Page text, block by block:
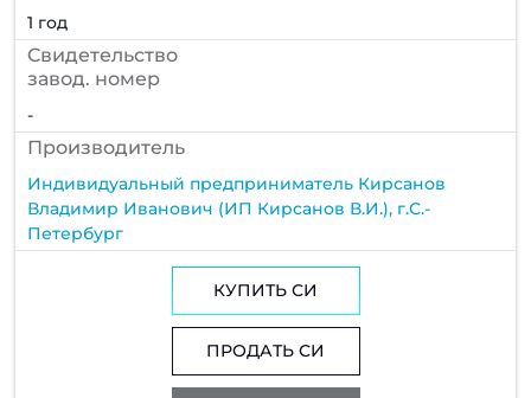
1 год
Cвидетельство
завод. номер
-
Производитель
Индивидуальный предприниматель Кирсанов
Владимир Иванович (ИП Кирсанов В.И.), г.С.-
Петербург
КУПИТЬ СИ
ПРОДАТЬ СИ